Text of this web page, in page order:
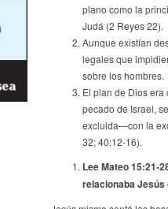
plano como la
Judá (2 Reyes 22).
Aunque existían
legales que
sobre los hombres.
El plan de Dios era
pecado de Israel,
excluida—con la
32; 40:12-16).
Lee Mateo15:21-
relacionaba Jesús